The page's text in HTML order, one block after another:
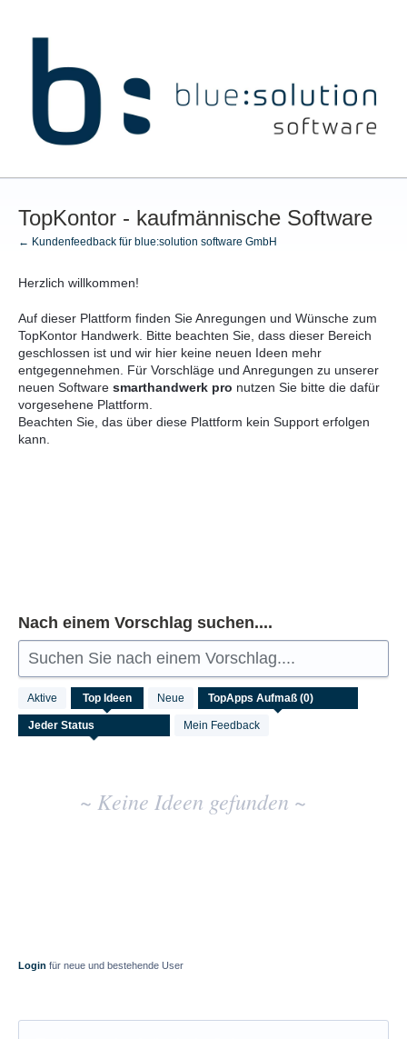
TopKontor - kaufmännische Software
← Kundenfeedback für blue:solution software GmbH
Herzlich willkommen!
Auf dieser Plattform finden Sie Anregungen und Wünsche zum
TopKontor Handwerk. Bitte beachten Sie, dass dieser Bereich
geschlossen ist und wir hier keine neuen Ideen mehr
entgegennehmen. Für Vorschläge und Anregungen zu unserer
neuen Software smarthandwerk pro nutzen Sie bitte die dafür
vorgesehene Plattform.
Beachten Sie, das über diese Plattform kein Support erfolgen
kann.
Nach einem Vorschlag suchen....
Suchen Sie nach einem Vorschlag....
Aktive Top Ideen Neue
Mein Feedback
Keine
vorhandenen
Ideenergebnisse
~ Keine Ideen gefunden ~
Login für neue und bestehende User